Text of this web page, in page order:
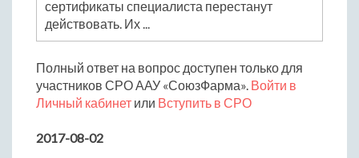
сертификаты специалиста перестанут
действовать. Их ...
Полный ответ на вопрос доступен только для
участников СРО ААУ «СоюзФарма». Войти в
Личный кабинет или Вступить в СРО
2017-08-02